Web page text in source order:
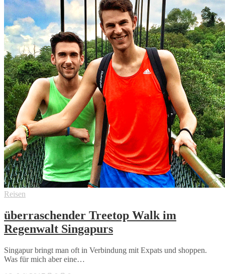
Reisen
überraschender Treetop Walk im
Regenwalt Singapurs
Singapur bringt man oft in Verbindung mit Expats und shoppen.
Was für mich aber eine…